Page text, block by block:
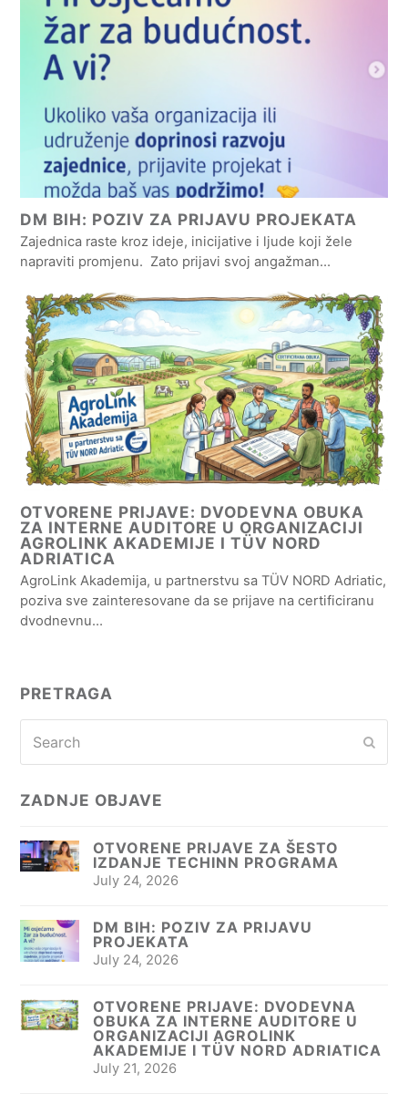
DM BIH: POZIV ZA PRIJAVU PROJEKATA
Zajednica raste kroz ideje, inicijative i ljude koji žele
napraviti promjenu. Zato prijavi svoj angažman…
OTVORENE PRIJAVE: DVODEVNA OBUKA
ZA INTERNE AUDITORE U ORGANIZACIJI
AGROLINK AKADEMIJE I TÜV NORD
ADRIATICA
AgroLink Akademija, u partnerstvu sa TÜV NORD Adriatic,
poziva sve zainteresovane da se prijave na certificiranu
dvodnevnu…
PRETRAGA
ZADNJE OBJAVE
OTVORENE PRIJAVE ZA ŠESTO
IZDANJE TECHINN PROGRAMA
July 24, 2026
DM BIH: POZIV ZA PRIJAVU
PROJEKATA
July 24, 2026
OTVORENE PRIJAVE: DVODEVNA
OBUKA ZA INTERNE AUDITORE U
ORGANIZACIJI AGROLINK
AKADEMIJE I TÜV NORD ADRIATICA
July 21, 2026